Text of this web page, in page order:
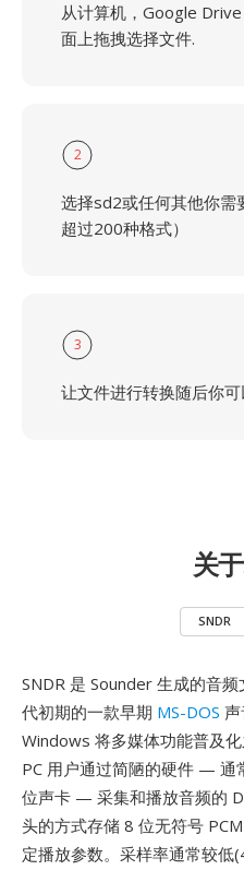
从计算机，Google
面上拖拽选择文件.
2
选择sd2或任何其他你需
超过200种格式）
3
让文件进行转换随后你
关
SNDR
SNDR 是 Sounder 生成的音
代初期的一款早期 MS-DOS
Windows 将多媒体功能普及
PC 用户通过简陋的硬件 — 通
位声卡 — 采集和播放音频的
头的方式存储 8 位无符号
定播放参数。采样率通常较